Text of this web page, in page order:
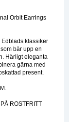
Orbit Earrings
klassiker
bär upp en
Härligt eleganta
gärna med
present.
ROSTFRITT